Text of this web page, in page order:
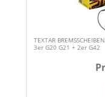
TEXTAR
3er G20 G21 + 2er G42